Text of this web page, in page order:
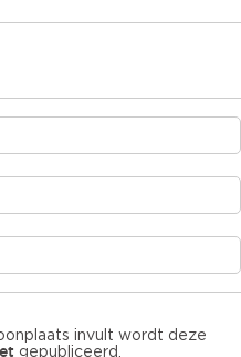
invult wordt deze
gepubliceerd.